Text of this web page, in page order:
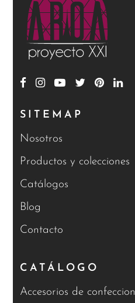
SITEMAP
Nosotros
Productos y colecciones
Catálogos
Blog
Contacto
CATÁLOGO
Accesorios de confeccion